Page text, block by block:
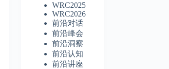
WRC2025
WRC2026
前沿对话
前沿峰会
前沿洞察
前沿认知
前沿讲座